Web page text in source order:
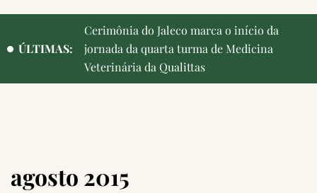
ÚLTIMAS:
Cerimônia do Jaleco marca o início da
jornada da quarta turma de Medicina
Veterinária da Qualittas
agosto 2015